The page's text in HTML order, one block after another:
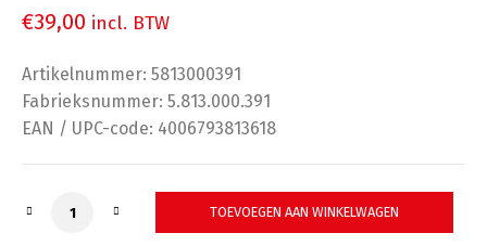
€39,00 incl. BTW
Artikelnummer: 5813000391
Fabrieksnummer: 5.813.000.391
EAN / UPC-code: 4006793813618
Parat gereedschapsbox Profi-Line 5.813.000.391
TOEVOEGEN AAN WINKELWAGEN